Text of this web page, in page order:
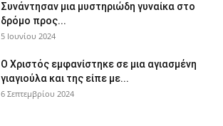
Συνάντησαν μια μυστηριώδη γυναίκα στο
δρόμο προς...
5 Ιουνίου 2024
Ο Χριστός εμφανίστηκε σε μια αγιασμένη
γιαγιούλα και της είπε με...
6 Σεπτεμβρίου 2024